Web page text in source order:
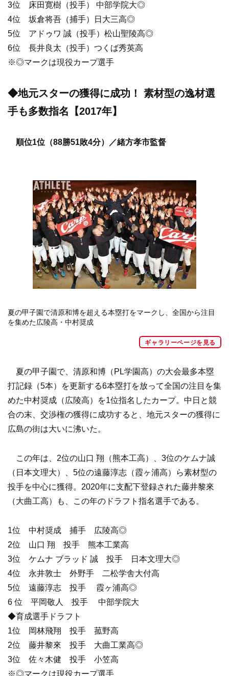
3位 床田寛樹（投手） 中部学院大◎
4位 坂倉将吾（捕手）日大三高◎
5位 アドゥワ 誠（投手）松山聖陵高◎
6位 長井良太（投手）つくば秀英高
※◎マークは現役カープ選手
◆地元スターの獲得に成功！ 素材型の逸材選
手も多数指名【2017年】
順位1位（88勝51敗4分）／緒方孝市監督
夏の甲子園で清原和博を超える本塁打をマークし、全国から注目
を集めた広陵高・中村奨成
ギャラリーページを見る
夏の甲子園で、清原和博（PL学園高）の大会最多本塁
打記録（5本）を更新する6本塁打を放って全国の注目を集
めた中村奨成（広陵高）を1位指名したカープ。中日と競
合の末、交渉権の獲得に成功すると、地元スターの獲得に
広島の街は大いに沸いた。
この年は、2位の山口 翔（熊本工高）、3位のケムナ誠
（日本文理大）、5位の遠藤淳志（霞ヶ浦高）ら素材型の
投手を中心に獲得。2020年に支配下登録された藤井黎來
（大曲工高）も、この年のドラフト指名選手である。
1位 中村奨成 捕手 広陵高◎
2位 山口 翔 投手 熊本工業高
3位 ケムナ ブラッド 誠 投手 日本文理大◎
4位 永井敦士 外野手 二松学舎大付高
5位 遠藤淳志 投手 霞ヶ浦高◎
6 位 平岡敬人 投手 中部学院大
◆育成選手ドラフト
1位 岡林飛翔 投手 菰野高
2位 藤井黎來 投手 大曲工業高◎
3位 佐々木健 投手 小笠高
※◎マークは現役カープ選手